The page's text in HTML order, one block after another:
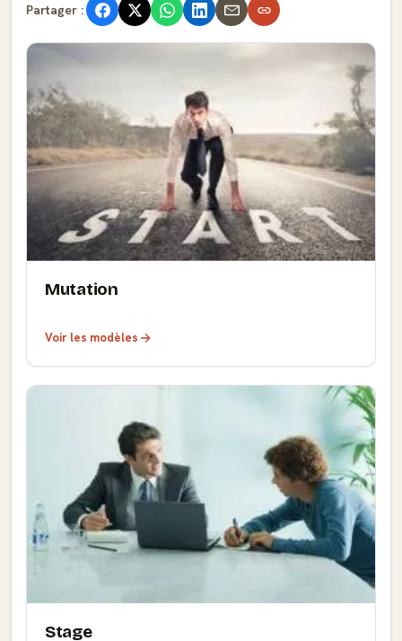
Partager :
Mutation
Voir les modèles
Stage